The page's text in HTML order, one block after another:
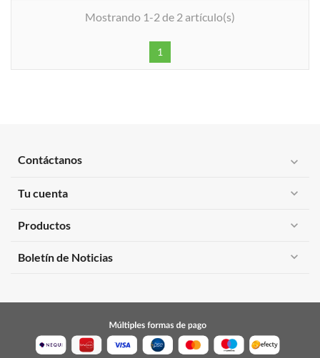
Mostrando 1-2 de 2 artículo(s)
1
Contáctanos expand_more
Tu cuenta expand_more
Productos expand_more
Boletín de Noticias expand_more